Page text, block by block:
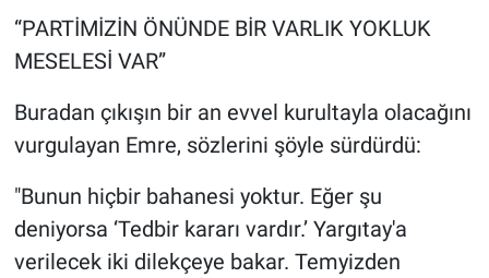
“PARTİMİZİN ÖNÜNDE BİR VARLIK YOKLUK
MESELESİ VAR”
Buradan çıkışın bir an evvel kurultayla olacağını
vurgulayan Emre, sözlerini şöyle sürdürdü:
"Bunun hiçbir bahanesi yoktur. Eğer şu
deniyorsa ‘Tedbir kararı vardır.’ Yargıtay'a
verilecek iki dilekçeye bakar. Temyizden